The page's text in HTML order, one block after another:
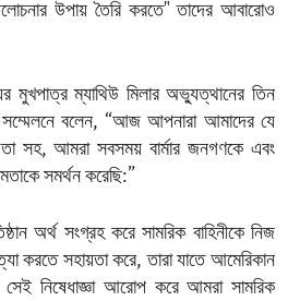
উপায় তৈরি করতে" তাদের আবারোও
মুখপাত্র ম্যাথিউ মিলার অভ্যুত্থানের তিন
বলেন, “আজ আপনারা আমাদের যে
সহ, আমরা সবসময় বার্মার জনগণকে এবং
সমর্থন করেছি:”
অর্থ সংগ্রহ করে সামরিক বাহিনীকে নিজ
করতে সহায়তা করে, তারা যাতে আমেরিকান
নিষেধাজ্ঞা আরোপ করে আমরা সামরিক